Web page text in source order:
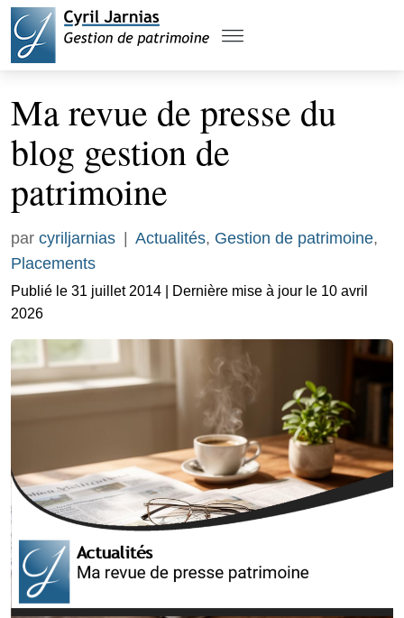
Ma revue de presse du
blog gestion de
patrimoine
par cyriljarnias Actualités, Gestion de patrimoine,
Placements
Publié le 31 juillet 2014 | Dernière mise à jour le 10 avril
2026